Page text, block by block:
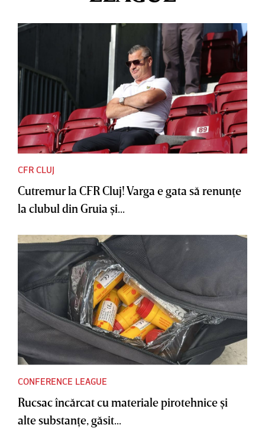
CFR CLUJ
Cutremur la CFR Cluj! Varga e gata să renunţe
la clubul din Gruia şi...
CONFERENCE LEAGUE
Rucsac încărcat cu materiale pirotehnice şi
alte substanţe, găsit...